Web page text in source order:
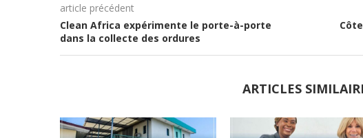
article précédent
Clean Africa expérimente le porte-à-porte
dans la collecte des ordures
ARTICLES